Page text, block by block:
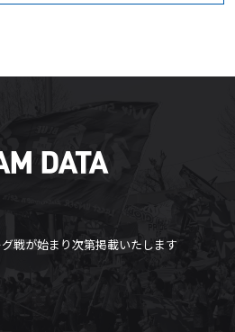
DATA
戦が始まり次第掲載いたします